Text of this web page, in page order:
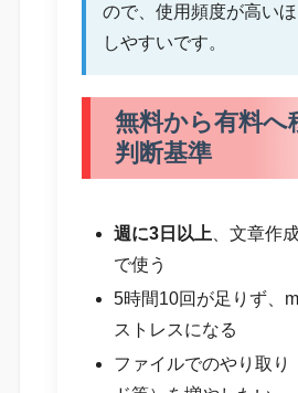
ので、使用頻度が高い
しやすいです。
無料から有料へ
判断基準
週に3日以上 、文章作
で使う
5時間10回が足りず、
ストレスになる
ファイルでのやり取り